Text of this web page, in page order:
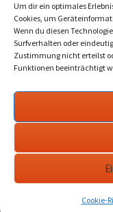
Um dir ein optimales
Cookies, um
Wenn du diesen
Surfverhalten oder
Zustimmung nicht erteilst
Funktionen beeinträchtigt
Cookie-
Archiv
Informationen
Datenschutz